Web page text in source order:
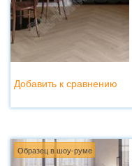
Добавить к сравнению
Образец в шоу-руме